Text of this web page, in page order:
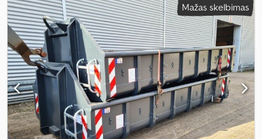
mm, pavaros tipas:kitas, vairuotojo kabina:kitas Mažas skelbimas